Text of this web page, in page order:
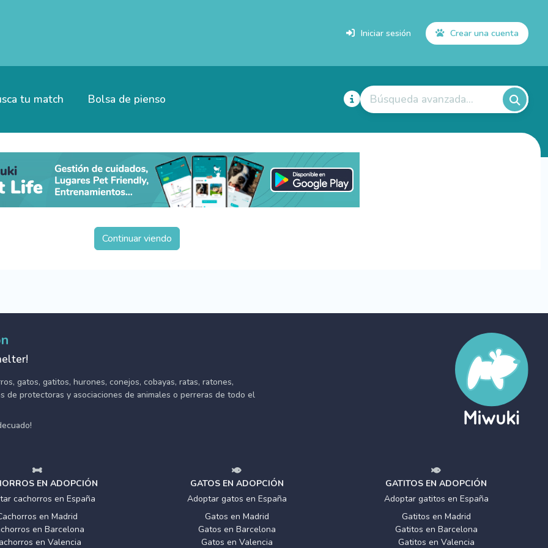
Iniciar sesión Crear una cuenta
tu match Bolsa de pienso Búsqueda avanzada...
Continuar viendo
gatos, gatitos, hurones, conejos, cobayas, ratas, ratones,
de protectoras y asociaciones de animales o perreras de todo el
EN ADOPCIÓN
cachorros en España
en Madrid
en Barcelona
en Valencia
GATOS EN ADOPCIÓN
Adoptar gatos en España
Gatos en Madrid
Gatos en Barcelona
Gatos en Valencia
GATITOS EN ADOPCIÓN
Adoptar gatitos en España
Gatitos en Madrid
Gatitos en Barcelona
Gatitos en Valencia